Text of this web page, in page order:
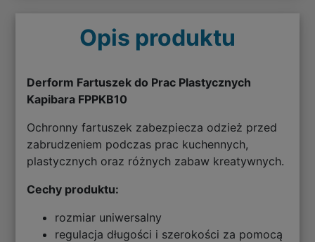
Opis produktu
Derform Fartuszek do Prac Plastycznych
Kapibara FPPKB10
Ochronny fartuszek zabezpiecza odzież przed
zabrudzeniem podczas prac kuchennych,
plastycznych oraz różnych zabaw kreatywnych.
Cechy produktu:
rozmiar uniwersalny
regulacja długości i szerokości za pomocą